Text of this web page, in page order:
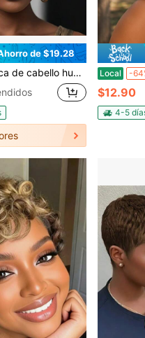
de $19.28
con flequillo, cabello liso en capas, gorro rosa, hecha a máquina, perfecta para looks diarios o de vacaciones | Peluca bob elegante | Peluca de textura impecable, gorro rosa suave y transpirable, aspecto natural hecho a máquina para uso diario, fiestas navideñas, Halloween y festivales de música Local -
$12.90
4-5